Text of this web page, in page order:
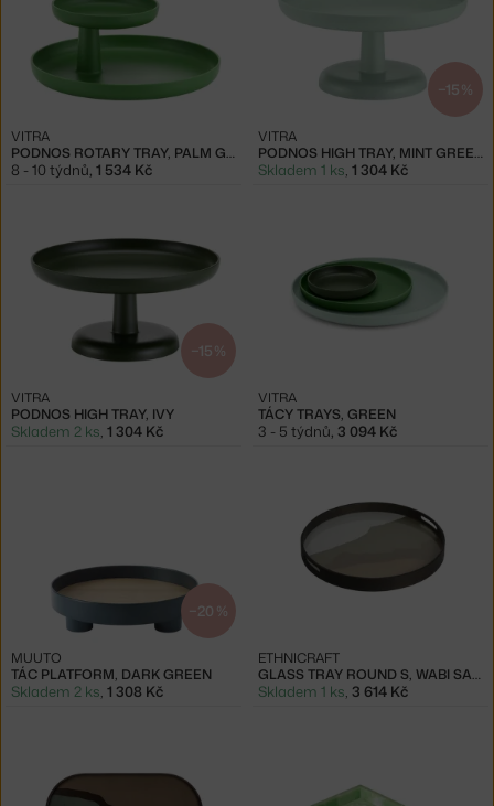
PODNOS ROTARY TRAY, PALM GREEN
VITRA
8 - 10 týdnů 1 534 Kč
−15 %
PODNOS HIGH TRAY, MINT GREEN
VITRA
Skladem 1 ks 1 304 Kč
−15 %
PODNOS HIGH TRAY, IVY
VITRA
Skladem 2 ks 1 304 Kč
TÁCY TRAYS, GREEN
VITRA
3 - 5 týdnů 3 094 Kč
−20 %
TÁC PLATFORM, DARK GREEN
MUUTO
Skladem 2 ks, 1 308 Kč
GLASS TRAY ROUND S, WABI SABI
ETHNICRAFT
Skladem 1 ks, 3 614 Kč